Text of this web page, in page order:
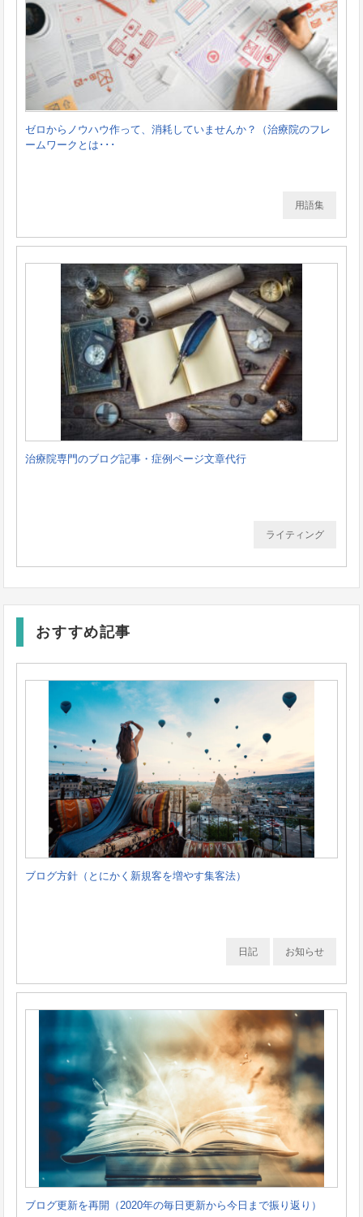
ゼロからノウハウ作って、消耗していませんか？（治療院のフレ
ームワークとは･･･
用語集
治療院専門のブログ記事・症例ページ文章代行
ライティング
おすすめ記事
ブログ方針（とにかく新規客を増やす集客法）
お知らせ
日記
ブログ更新を再開（2020年の毎日更新から今日まで振り返り）